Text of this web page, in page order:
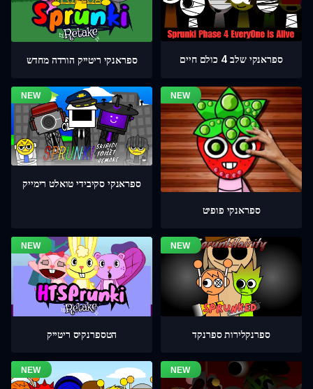
ספראנקי ריטייק הורדה מחדש ספראנקי שלב 4 כולם חיים
ספראנקי סקיבידי טואלט רימייק
ספראנקי פופיט
הטספרנקיס ריטייק ספרנקלירות ספרנקד